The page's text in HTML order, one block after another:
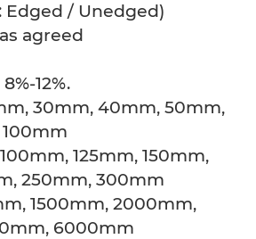
Edged / Unedged)
agreed
12%.
30mm, 40mm, 50mm,
125mm, 150mm,
250mm, 300mm
1500mm, 2000mm,
6000mm